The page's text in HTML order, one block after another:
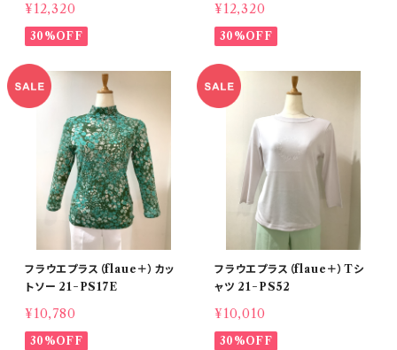
¥12,320
30%OFF
¥12,320
30%OFF
フラウエプラス（flaue＋）カッ
トソー 21−PS17E
¥10,780
30%OFF
フラウエプラス（flaue＋）Tシ
ャツ 21−PS52
¥10,010
30%OFF